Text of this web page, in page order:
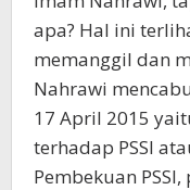
apa? Hal ini
memanggil dan
Nahrawi
17 April 2015
terhadap PSSI
Pembekuan